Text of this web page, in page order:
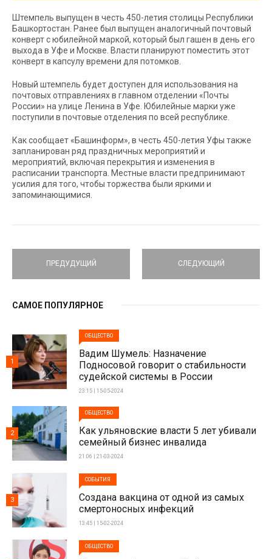
Штемпель выпущен в честь 450-летия столицы Республики
Башкортостан. Ранее был выпущен аналогичный почтовый
конверт с юбилейной маркой, который был гашен в день его
выхода в Уфе и Москве. Власти планируют поместить этот
конверт в капсулу времени для потомков.
Новый штемпель будет доступен для использования на
почтовых отправлениях в главном отделении «Почты
России» на улице Ленина в Уфе. Юбилейные марки уже
поступили в почтовые отделения по всей республике.
Как сообщает «Башинформ», в честь 450-летия Уфы также
запланирован ряд праздничных мероприятий и
мероприятий, включая перекрытия и изменения в
расписании транспорта. Местные власти предпринимают
усилия для того, чтобы торжества были яркими и
запоминающимися.
ПРЕДУДУЩИЙ СЛЕДУЮЩИЙ
САМОЕ ПОПУЛЯРНОЕ
ОБЩЕСТВО
Вадим Шумель: Назначение
Подносовой говорит о стабильности
судейской системы в России
23:15 | 15-05-2024
1
ОБЩЕСТВО
Как ульяновские власти 5 лет убивали
семейный бизнес инвалида
21:06 | 21-03-2024
2
СОБЫТИЯ
Создана вакцина от одной из самых
смертоносных инфекций
13:45 | 15-02-2024
3
ОБЩЕСТВО